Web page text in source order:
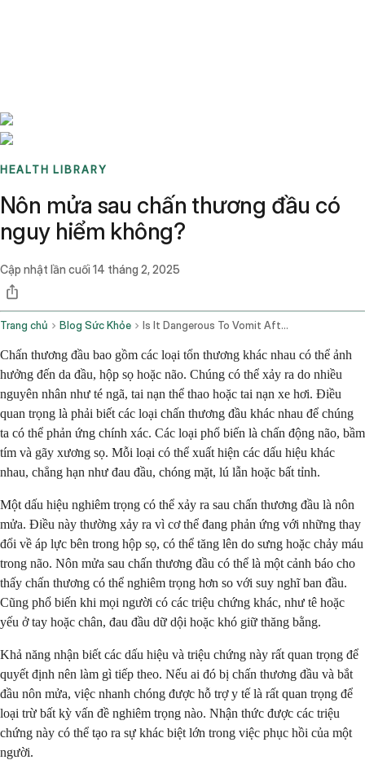
HEALTH LIBRARY
Nôn mửa sau chấn thương đầu có
nguy hiểm không?
Cập nhật lần cuối 14 tháng 2, 2025
Trang chủ Blog Sức Khỏe Is It Dangerous To Vomit After A Head Injury
Chấn thương đầu bao gồm các loại tổn thương khác nhau có thể ảnh
hưởng đến da đầu, hộp sọ hoặc não. Chúng có thể xảy ra do nhiều
nguyên nhân như té ngã, tai nạn thể thao hoặc tai nạn xe hơi. Điều
quan trọng là phải biết các loại chấn thương đầu khác nhau để chúng
ta có thể phản ứng chính xác. Các loại phổ biến là chấn động não, bầm
tím và gãy xương sọ. Mỗi loại có thể xuất hiện các dấu hiệu khác
nhau, chẳng hạn như đau đầu, chóng mặt, lú lẫn hoặc bất tỉnh.
Một dấu hiệu nghiêm trọng có thể xảy ra sau chấn thương đầu là nôn
mửa. Điều này thường xảy ra vì cơ thể đang phản ứng với những thay
đổi về áp lực bên trong hộp sọ, có thể tăng lên do sưng hoặc chảy máu
trong não. Nôn mửa sau chấn thương đầu có thể là một cảnh báo cho
thấy chấn thương có thể nghiêm trọng hơn so với suy nghĩ ban đầu.
Cũng phổ biến khi mọi người có các triệu chứng khác, như tê hoặc
yếu ở tay hoặc chân, đau đầu dữ dội hoặc khó giữ thăng bằng.
Khả năng nhận biết các dấu hiệu và triệu chứng này rất quan trọng để
quyết định nên làm gì tiếp theo. Nếu ai đó bị chấn thương đầu và bắt
đầu nôn mửa, việc nhanh chóng được hỗ trợ y tế là rất quan trọng để
loại trừ bất kỳ vấn đề nghiêm trọng nào. Nhận thức được các triệu
chứng này có thể tạo ra sự khác biệt lớn trong việc phục hồi của một
người.